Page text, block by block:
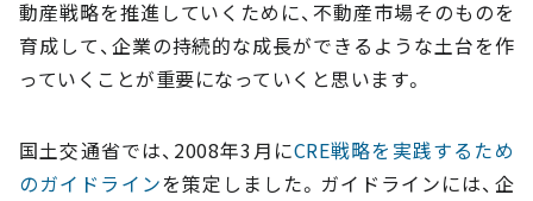
動産戦略を推進していくために、不動産市場そのものを
育成して、企業の持続的な成長ができるような土台を作
っていくことが重要になっていくと思います。
国土交通省では、2008年3月にCRE戦略を実践するため
のガイドラインを策定しました。ガイドラインには、企